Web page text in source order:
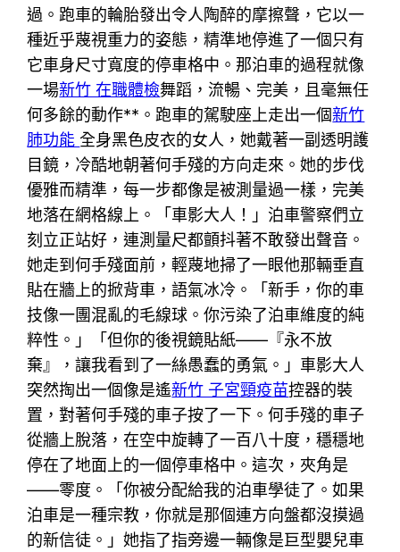
過。跑車的輪胎發出令人陶醉的摩擦聲，它以一
種近乎蔑視重力的姿態，精準地停進了一個只有
它車身尺寸寬度的停車格中。那泊車的過程就像
一場新竹 在職體檢舞蹈，流暢、完美，且毫無任
何多餘的動作**。跑車的駕駛座上走出一個新竹
肺功能全身黑色皮衣的女人，她戴著一副透明護
目鏡，冷酷地朝著何手殘的方向走來。她的步伐
優雅而精準，每一步都像是被測量過一樣，完美
地落在網格線上。「車影大人！」泊車警察們立
刻立正站好，連測量尺都顫抖著不敢發出聲音。
她走到何手殘面前，輕蔑地掃了一眼他那輛垂直
貼在牆上的掀背車，語氣冰冷。「新手，你的車
技像一團混亂的毛線球。你污染了泊車維度的純
粹性。」「但你的後視鏡貼紙——『永不放
棄』，讓我看到了一絲愚蠢的勇氣。」車影大人
突然掏出一個像是遙新竹 子宮頸疫苗控器的裝
置，對著何手殘的車子按了一下。何手殘的車子
從牆上脫落，在空中旋轉了一百八十度，穩穩地
停在了地面上的一個停車格中。這次，夾角是
——零度。「你被分配給我的泊車學徒了。如果
泊車是一種宗教，你就是那個連方向盤都沒摸過
的新信徒。」她指了指旁邊一輛像是巨型嬰兒車